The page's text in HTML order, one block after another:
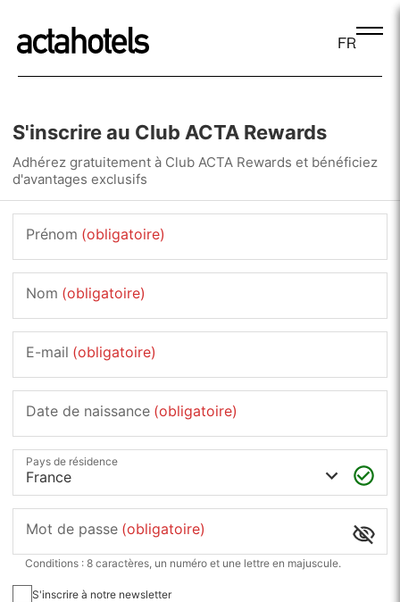
FR
S'inscrire au Club ACTA Rewards
Adhérez gratuitement à Club ACTA Rewards et bénéficiez
d'avantages exclusifs
Prénom (obligatoire)
Nom (obligatoire)
E-mail (obligatoire)
Date de naissance (obligatoire)
Pays de résidence
Mot de passe (obligatoire)
Conditions : 8 caractères, un numéro et une lettre en majuscule.
S'inscrire à notre newsletter